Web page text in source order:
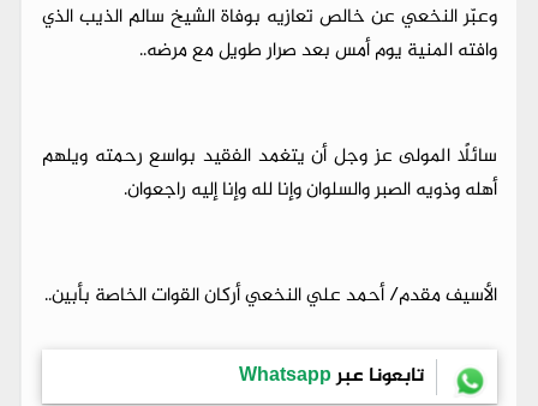
وعبّر النخعي عن خالص تعازيه بوفاة الشيخ سالم الذيب الذي
وافته المنية يوم أمس بعد صرار طويل مع مرضه..
سائلًا المولى عز وجل أن يتغمد الفقيد بواسع رحمته ويلهم
أهله وذويه الصبر والسلوان وإنا لله وإنا إليه راجعوان.
الأسيف مقدم/ أحمد علي النخعي أركان القوات الخاصة بأبين..
تابعونا عبرWhatsapp